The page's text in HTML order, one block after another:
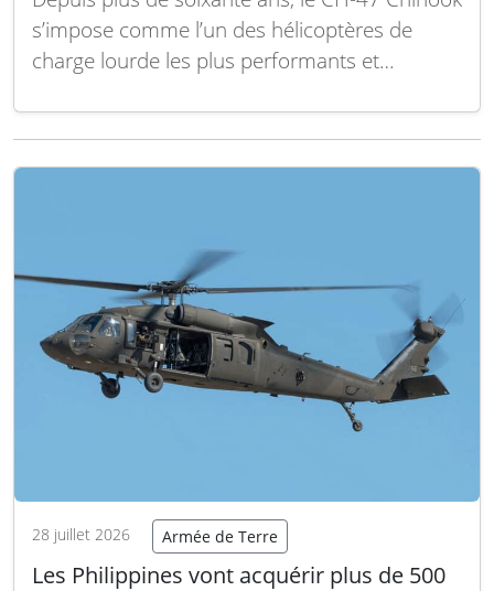
s’impose comme l’un des hélicoptères de
charge lourde les plus performants et
design distinctif à rotors en tandem, sa grande
28 juillet 2026 Armée de Terre
Les Philippines vont acquérir plus de 500